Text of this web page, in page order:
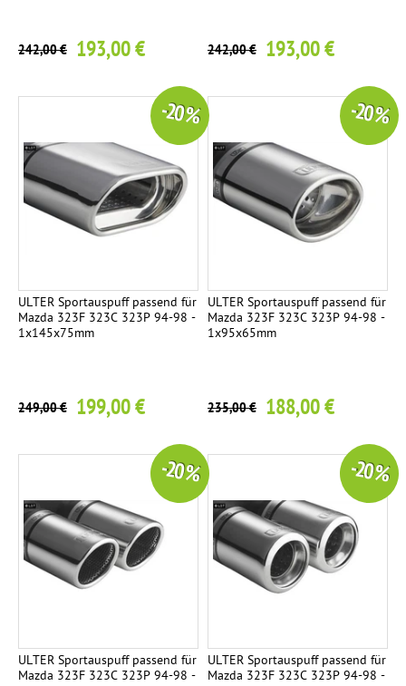
242,00 € 193,00 € 242,00 € 193,00 €
ULTER Sportauspuff passend für
Mazda 323F 323C 323P 94-98 -
1x145x75mm
249,00 € 199,00 €
-20 %
ULTER Sportauspuff passend für
Mazda 323F 323C 323P 94-98 -
1x95x65mm
235,00 € 188,00 €
-20 %
ULTER Sportauspuff passend für
Mazda 323F 323C 323P 94-98 -
-20 %
ULTER Sportauspuff passend für
Mazda 323F 323C 323P 94-98 -
-20 %